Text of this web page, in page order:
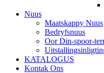
Nuus
Maatskappy Nuus
Bedryfsnuus
Oor Din-spoor-
KATALOGUS
Kontak Ons